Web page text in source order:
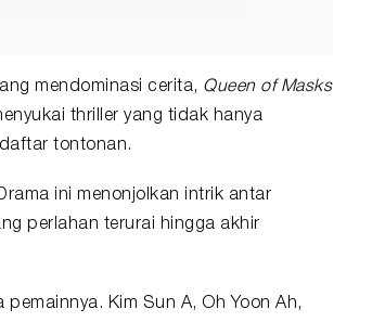
mendominasi cerita, Queen of Masks
thriller yang tidak hanya
tontonan.
ini menonjolkan intrik antar
perlahan terurai hingga akhir
Kim Sun A, Oh Yoon Ah,